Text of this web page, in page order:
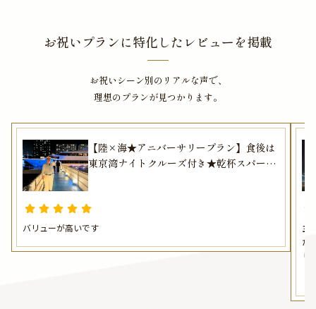
しょう。最高のおもてなしと共に、心に残る素敵な時間をお過ごしください。
★プライベート空間確約★
す。気品に満ちたプライベート空間でゆったりとお寛ぎください。
★華やかな演出が叶う特典＆オプション★
お選びください。さらに有料オプションで、Anny限定のギフト（花束やカスタ
マイズ可能なメッセージカードなど）をお付けすることが出来ます。
お祝いプランに特化したレビューを掲載
お祝いシーン別のリアルな声で、
理想のプランが見つかります。
【陸×海★アニバーサリープラン】食後は
東京湾ナイトクルーズ付き★乾杯スパーク
ッセージ入りお祝いケーキ付き＋食後のナ
イトクルーズはフリードリンク
バリューが高いです
主
た
り
敵